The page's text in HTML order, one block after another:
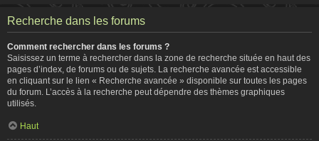
Recherche dans les forums
Comment rechercher dans les forums ?
Saisissez un terme à rechercher dans la zone de recherche située en haut des
pages d’index, de forums ou de sujets. La recherche avancée est accessible
en cliquant sur le lien « Recherche avancée » disponible sur toutes les pages
du forum. L’accès à la recherche peut dépendre des thèmes graphiques
utilisés.
Haut